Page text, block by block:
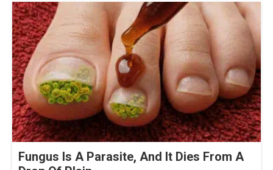
Fungus Is A Parasite, And It Dies From A